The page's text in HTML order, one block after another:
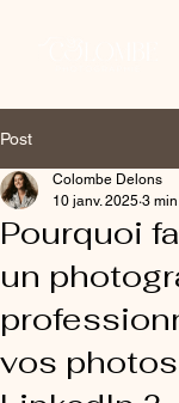
Post
Pourquoi
un
vos
Colombe Delons
10 janv. 2025 3